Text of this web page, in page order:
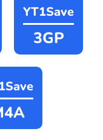
YT1Save
3GP